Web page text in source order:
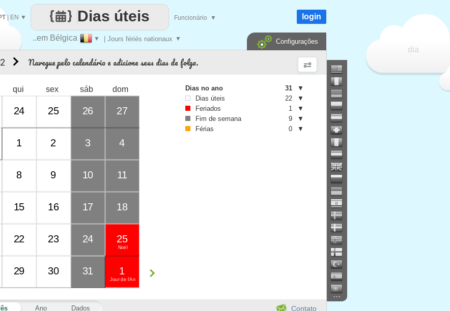
dia
..em Bélgica ▼ | Jours fériés nationaux ▼
Dias úteis
| EN ▼ Funcionário ▼ login
Configurações
...
Contato
Navegue pelo calendário e adicione seus dias de folga.
Ano Dados
qui sex sáb dom
24 25 26 27
1 2 3 4
8 9 10 11
15 16 17 18
22 23 24
Noël
25
29 30 31
Jour de l'An
1
Dias no ano 31
▼
Dias úteis
22
▼
Feriados
1
▼
Fim de semana
9
▼
Férias
0 ▼